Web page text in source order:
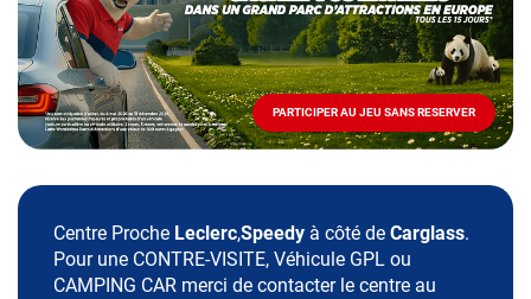
2026
Locations
PARTICIPER AU JEU SANS RESERVER
PARTICIPER
AU
JEU
RESERVER
Centre Proche Leclerc,Speedy à côté de Carglass.
Pour une CONTRE-VISITE, Véhicule GPL ou
CAMPING CAR merci de contacter le centre au